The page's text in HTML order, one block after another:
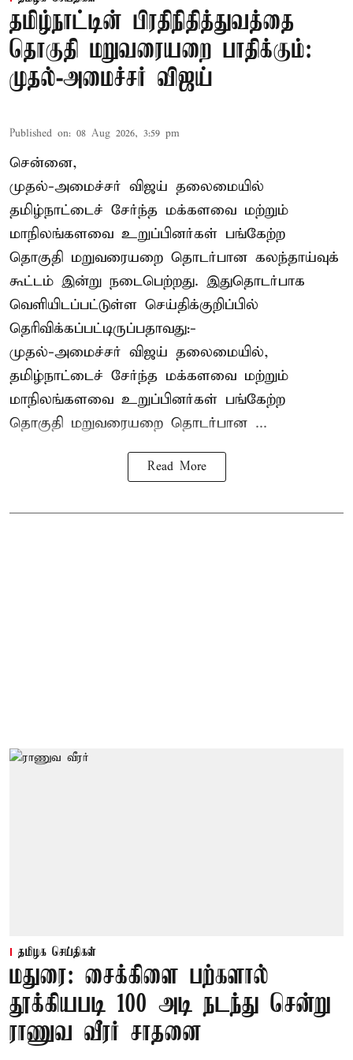
தமிழ்நாட்டின் பிரதிநிதித்துவத்தை
தொகுதி மறுவரையறை பாதிக்கும்:
முதல்-அமைச்சர் விஜய்
Published on: 08 Aug 2026, 3:59 pm
சென்னை,
முதல்-அமைச்சர் விஜய் தலைமையில்
தமிழ்நாட்டைச் சேர்ந்த மக்களவை மற்றும்
மாநிலங்களவை உறுப்பினர்கள் பங்கேற்ற
தொகுதி மறுவரையறை தொடர்பான கலந்தாய்வுக்
கூட்டம் இன்று நடைபெற்றது. இதுதொடர்பாக
வெளியிடப்பட்டுள்ள செய்திக்குறிப்பில்
தெரிவிக்கப்பட்டிருப்பதாவது:-
முதல்-அமைச்சர் விஜய் தலைமையில்,
தமிழ்நாட்டைச் சேர்ந்த மக்களவை மற்றும்
மாநிலங்களவை உறுப்பினர்கள் பங்கேற்ற
தொகுதி மறுவரையறை தொடர்பான ...
Read More
தமிழக செய்திகள்
மதுரை: சைக்கிளை பற்களால்
தூக்கியபடி 100 அடி நடந்து சென்று
ராணுவ வீரர் சாதனை